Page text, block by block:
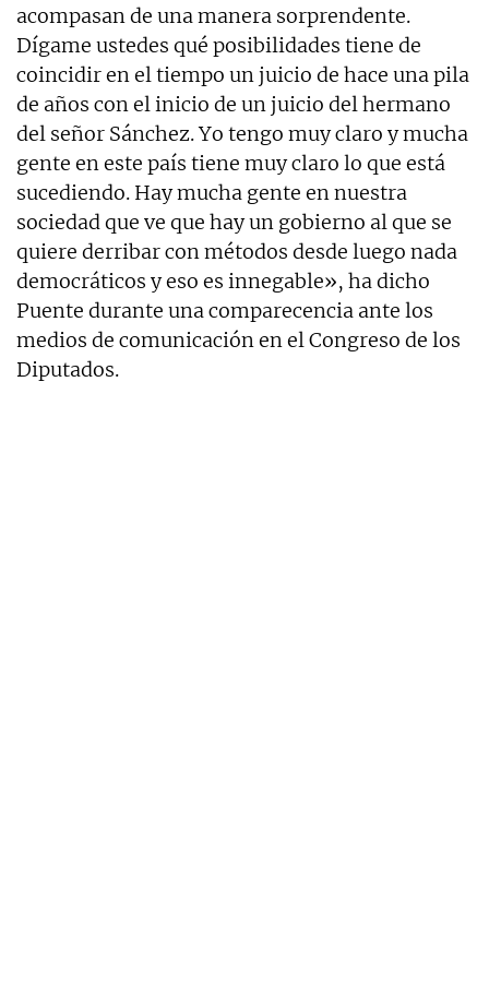
acompasan de una manera sorprendente.
Dígame ustedes qué posibilidades tiene de
coincidir en el tiempo un juicio de hace una pila
de años con el inicio de un juicio del hermano
del señor Sánchez. Yo tengo muy claro y mucha
gente en este país tiene muy claro lo que está
sucediendo. Hay mucha gente en nuestra
sociedad que ve que hay un gobierno al que se
quiere derribar con métodos desde luego nada
democráticos y eso es innegable», ha dicho
Puente durante una comparecencia ante los
medios de comunicación en el Congreso de los
Diputados.